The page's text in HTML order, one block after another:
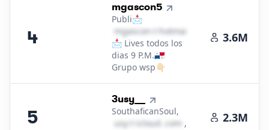
4
4.
mgascon5
Publi📩
m​g​a​s​c​o​n​
hotmail․cοm
📩 Lives todos los
dias 9 P.M.🇵🇦
Grupo wsp👇🏻
3.6M
5
5.
3usy__
SouthaficanSoul,
u​s​y​
icloud․cοm ,
2.3M